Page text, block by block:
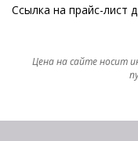
Ссылка на прайс-лист
Цена на сайте носит